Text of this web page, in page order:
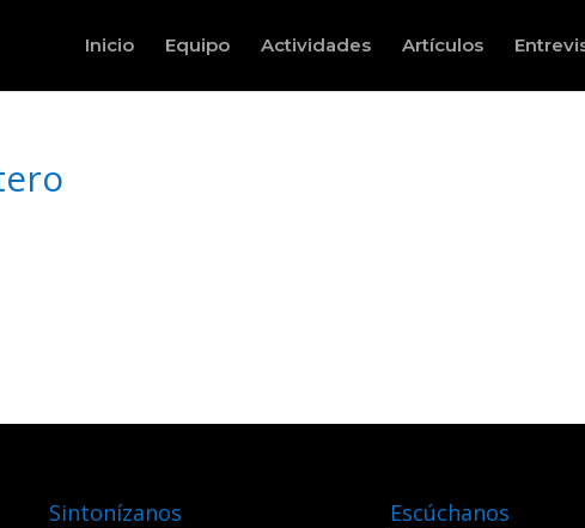
Inicio Equipo Actividades Artículos
Sintonízanos Escúchanos